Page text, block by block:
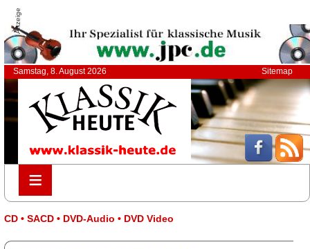
Anzeige
Samstag, 8. August 2026 Sitemap
≡
≡
CD • SACD • DVD-Audio • DVD Video